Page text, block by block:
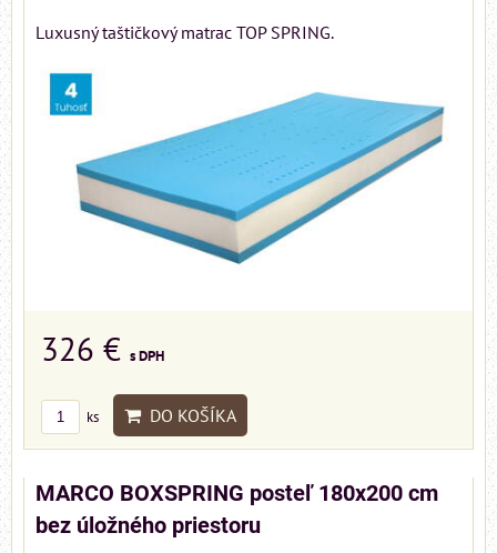
Luxusný taštičkový matrac TOP SPRING.
326 € s DPH
ks DO KOŠÍKA
MARCO BOXSPRING posteľ 180x200 cm
bez úložného priestoru